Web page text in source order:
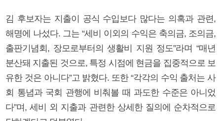
김 후보자는 지출이 공식 수입보다 많다는 의혹과 관련,
해명에 나섰다. 그는 “세비 이외의 수익은 축의금, 조의금,
출판기념회, 장모로부터의 생활비 지원 정도”라며 “매년
분산돼 지출된 것으로, 특정 시점에 현금을 집중적으로 보
유한 것은 아니다”고 밝혔다. 또한 “각각의 수익 출처는 사
회 통념과 국회 관행에 비춰볼 때 과도한 수준은 아니었
다”며, 세비 외 지출과 관련한 상세한 질의에 순차적으로